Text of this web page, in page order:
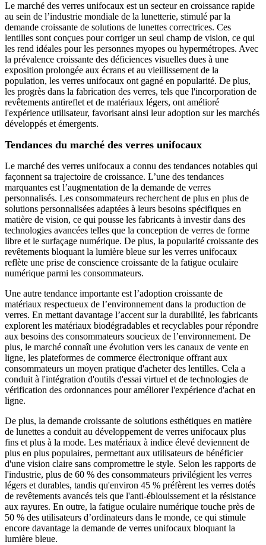
Le marché des verres unifocaux est un secteur en croissance rapide
au sein de l’industrie mondiale de la lunetterie, stimulé par la
demande croissante de solutions de lunettes correctrices. Ces
lentilles sont conçues pour corriger un seul champ de vision, ce qui
les rend idéales pour les personnes myopes ou hypermétropes. Avec
la prévalence croissante des déficiences visuelles dues à une
exposition prolongée aux écrans et au vieillissement de la
population, les verres unifocaux ont gagné en popularité. De plus,
les progrès dans la fabrication des verres, tels que l'incorporation de
revêtements antireflet et de matériaux légers, ont amélioré
l'expérience utilisateur, favorisant ainsi leur adoption sur les marchés
développés et émergents.
Tendances du marché des verres unifocaux
Le marché des verres unifocaux a connu des tendances notables qui
façonnent sa trajectoire de croissance. L’une des tendances
marquantes est l’augmentation de la demande de verres
personnalisés. Les consommateurs recherchent de plus en plus de
solutions personnalisées adaptées à leurs besoins spécifiques en
matière de vision, ce qui pousse les fabricants à investir dans des
technologies avancées telles que la conception de verres de forme
libre et le surfaçage numérique. De plus, la popularité croissante des
revêtements bloquant la lumière bleue sur les verres unifocaux
reflète une prise de conscience croissante de la fatigue oculaire
numérique parmi les consommateurs.
Une autre tendance importante est l’adoption croissante de
matériaux respectueux de l’environnement dans la production de
verres. En mettant davantage l’accent sur la durabilité, les fabricants
explorent les matériaux biodégradables et recyclables pour répondre
aux besoins des consommateurs soucieux de l’environnement. De
plus, le marché connaît une évolution vers les canaux de vente en
ligne, les plateformes de commerce électronique offrant aux
consommateurs un moyen pratique d'acheter des lentilles. Cela a
conduit à l'intégration d'outils d'essai virtuel et de technologies de
vérification des ordonnances pour améliorer l'expérience d'achat en
ligne.
De plus, la demande croissante de solutions esthétiques en matière
de lunettes a conduit au développement de verres unifocaux plus
fins et plus à la mode. Les matériaux à indice élevé deviennent de
plus en plus populaires, permettant aux utilisateurs de bénéficier
d'une vision claire sans compromettre le style. Selon les rapports de
l'industrie, plus de 60 % des consommateurs privilégient les verres
légers et durables, tandis qu'environ 45 % préfèrent les verres dotés
de revêtements avancés tels que l'anti-éblouissement et la résistance
aux rayures. En outre, la fatigue oculaire numérique touche près de
50 % des utilisateurs d’ordinateurs dans le monde, ce qui stimule
encore davantage la demande de verres unifocaux bloquant la
lumière bleue.